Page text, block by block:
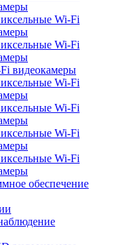
Wi-Fi
Wi-Fi
видеокамеры
Wi-Fi
Wi-Fi
Wi-Fi
Wi-Fi
обеспечение